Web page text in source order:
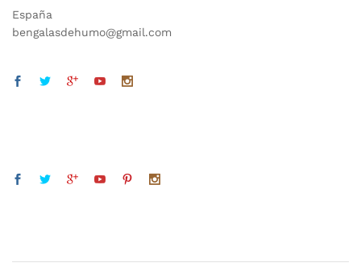
España
bengalasdehumo@gmail.com